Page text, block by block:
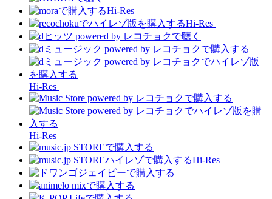
Hi-Res
Hi-Res
Hi-Res
Hi-Res
Hi-Res